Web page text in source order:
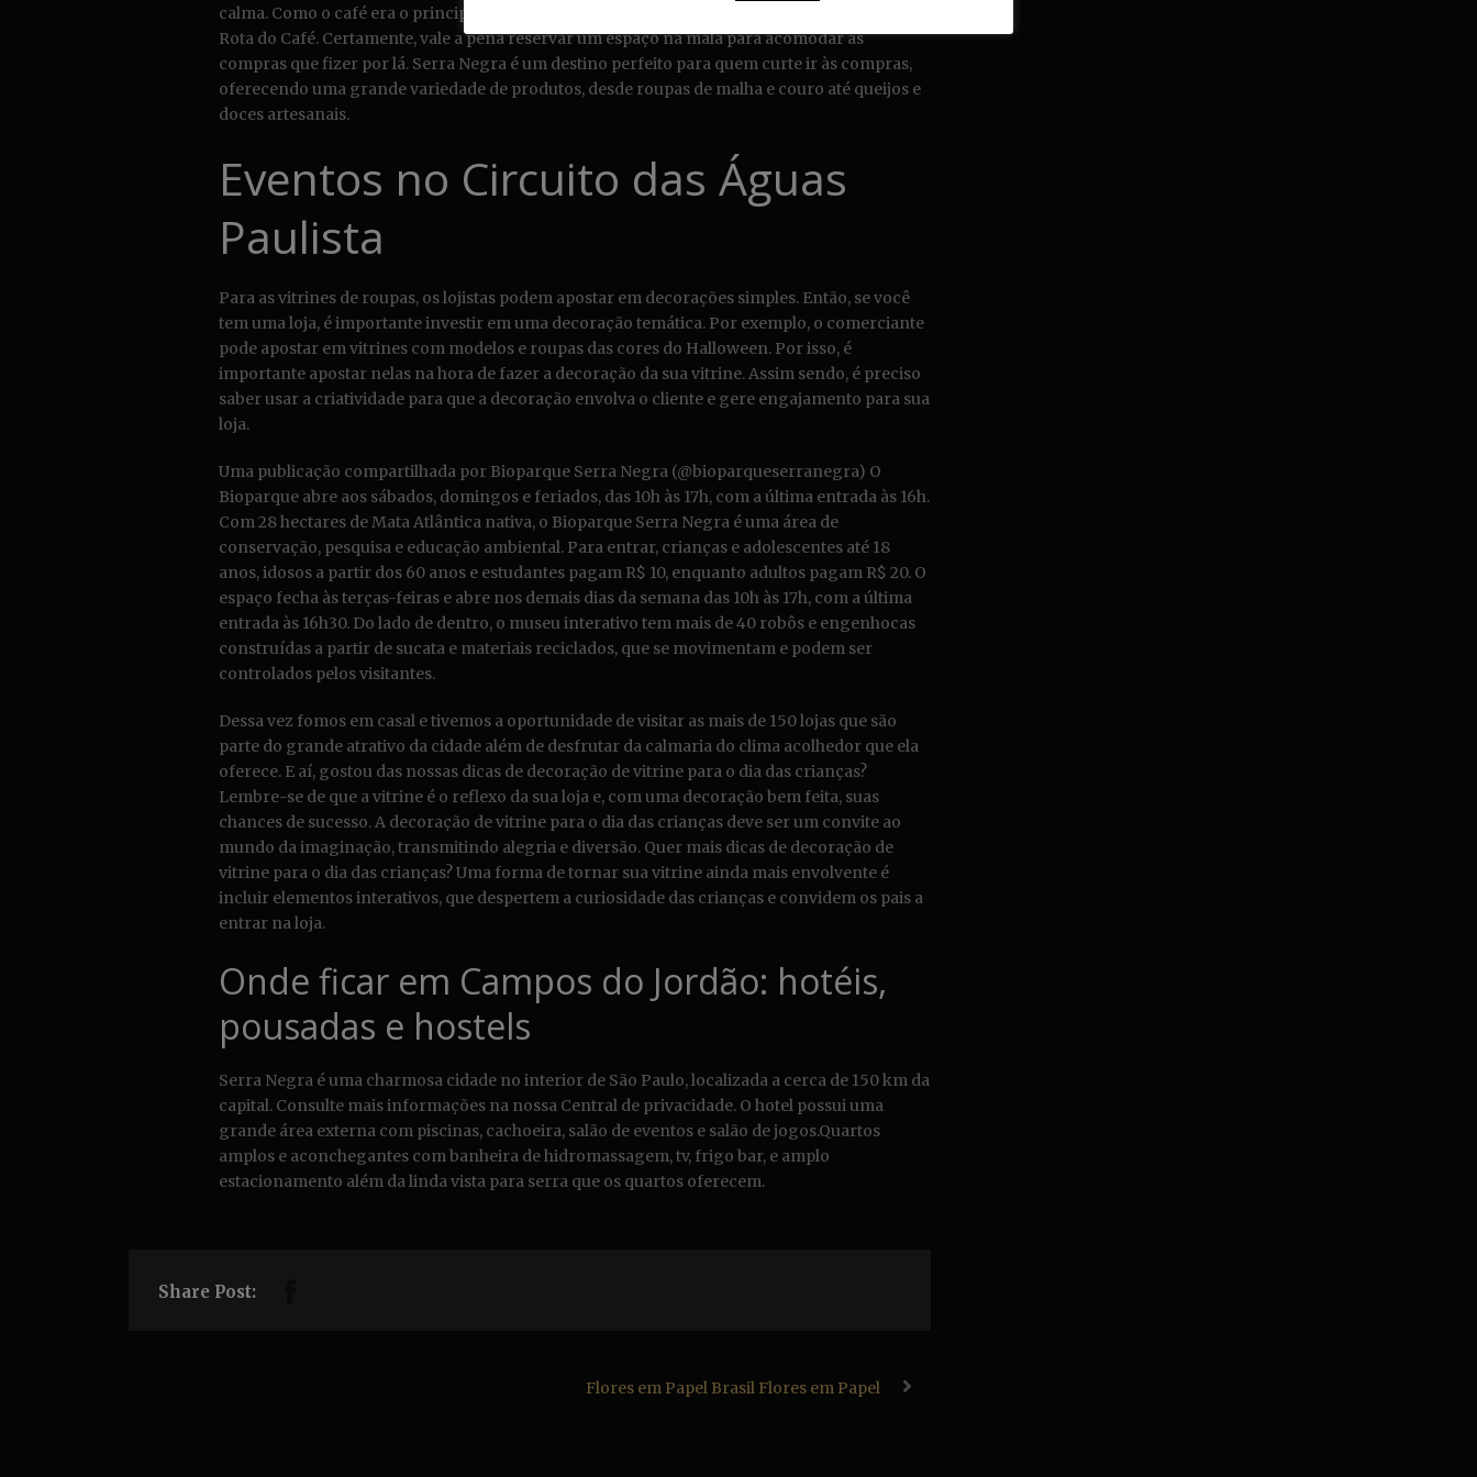
calma. Como o café era o principal produto agrícola da região, a rota ficou conhecida como
Rota do Café. Certamente, vale a pena reservar um espaço na mala para acomodar as
compras que fizer por lá. Serra Negra é um destino perfeito para quem curte ir às compras,
oferecendo uma grande variedade de produtos, desde roupas de malha e couro até queijos e
doces artesanais.
Eventos no Circuito das Águas
Paulista
Para as vitrines de roupas, os lojistas podem apostar em decorações simples. Então, se você
tem uma loja, é importante investir em uma decoração temática. Por exemplo, o comerciante
pode apostar em vitrines com modelos e roupas das cores do Halloween. Por isso, é
importante apostar nelas na hora de fazer a decoração da sua vitrine. Assim sendo, é preciso
saber usar a criatividade para que a decoração envolva o cliente e gere engajamento para sua
loja.
Uma publicação compartilhada por Bioparque Serra Negra (@bioparqueserranegra) O
Bioparque abre aos sábados, domingos e feriados, das 10h às 17h, com a última entrada às 16h.
Com 28 hectares de Mata Atlântica nativa, o Bioparque Serra Negra é uma área de
conservação, pesquisa e educação ambiental. Para entrar, crianças e adolescentes até 18
anos, idosos a partir dos 60 anos e estudantes pagam R$ 10, enquanto adultos pagam R$ 20. O
espaço fecha às terças-feiras e abre nos demais dias da semana das 10h às 17h, com a última
entrada às 16h30. Do lado de dentro, o museu interativo tem mais de 40 robôs e engenhocas
construídas a partir de sucata e materiais reciclados, que se movimentam e podem ser
controlados pelos visitantes.
Dessa vez fomos em casal e tivemos a oportunidade de visitar as mais de 150 lojas que são
parte do grande atrativo da cidade além de desfrutar da calmaria do clima acolhedor que ela
oferece. E aí, gostou das nossas dicas de decoração de vitrine para o dia das crianças?
Lembre-se de que a vitrine é o reflexo da sua loja e, com uma decoração bem feita, suas
chances de sucesso. A decoração de vitrine para o dia das crianças deve ser um convite ao
mundo da imaginação, transmitindo alegria e diversão. Quer mais dicas de decoração de
vitrine para o dia das crianças? Uma forma de tornar sua vitrine ainda mais envolvente é
incluir elementos interativos, que despertem a curiosidade das crianças e convidem os pais a
entrar na loja.
Onde ficar em Campos do Jordão: hotéis,
pousadas e hostels
Serra Negra é uma charmosa cidade no interior de São Paulo, localizada a cerca de 150 km da
capital. Consulte mais informações na nossa Central de privacidade. O hotel possui uma
grande área externa com piscinas, cachoeira, salão de eventos e salão de jogos.Quartos
amplos e aconchegantes com banheira de hidromassagem, tv, frigo bar, e amplo
estacionamento além da linda vista para serra que os quartos oferecem.
Share Post:
Flores em Papel Brasil Flores em Papel